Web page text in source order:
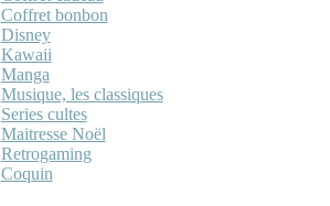
Coffret bonbon
Disney
Kawaii
Manga
Musique, les classiques
Series cultes
Maitresse Noël
Retrogaming
Coquin